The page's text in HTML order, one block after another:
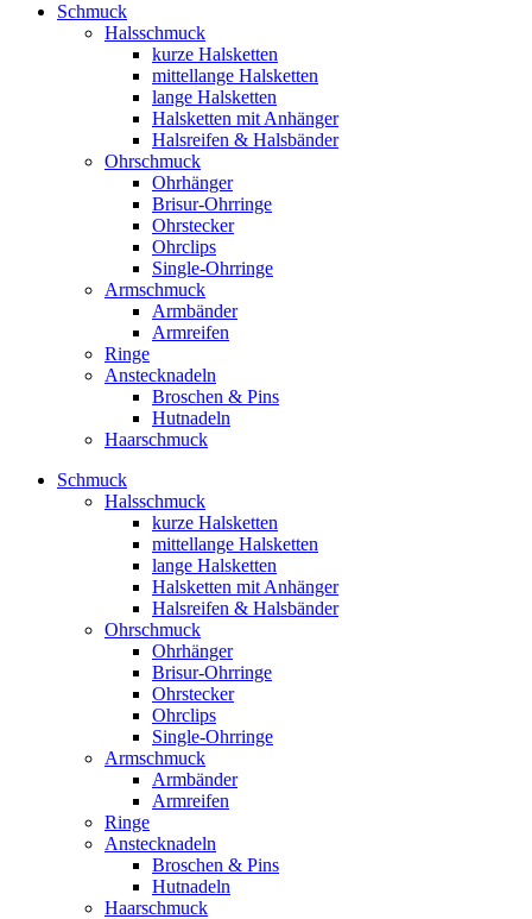
Schmuck
Halsschmuck
kurze Halsketten
mittellange Halsketten
lange Halsketten
Halsketten mit Anhänger
Halsreifen & Halsbänder
Ohrschmuck
Ohrhänger
Brisur-Ohrringe
Ohrstecker
Ohrclips
Single-Ohrringe
Armschmuck
Armbänder
Armreifen
Ringe
Anstecknadeln
Broschen & Pins
Hutnadeln
Haarschmuck
Schmuck
Halsschmuck
kurze Halsketten
mittellange Halsketten
lange Halsketten
Halsketten mit Anhänger
Halsreifen & Halsbänder
Ohrschmuck
Ohrhänger
Brisur-Ohrringe
Ohrstecker
Ohrclips
Single-Ohrringe
Armschmuck
Armbänder
Armreifen
Ringe
Anstecknadeln
Broschen & Pins
Hutnadeln
Haarschmuck